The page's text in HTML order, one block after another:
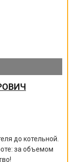
до котельной.
за объемом